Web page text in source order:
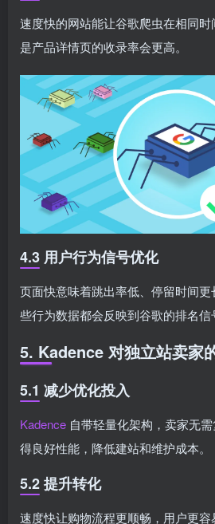
速度快的网站能让谷歌爬虫在相同
是产品详情页的收录率会更高。
4.3 用户行为信号优化
页面快意味着跳出率低、停留时间
些行为数据都会反映到谷歌的排名信
5. Kadence 对独立站卖家
5.1 减少优化投入
Kadence 自带轻量化架构，卖家无
得良好性能，降低建站和维护成本。
5.2 提升转化
速度快让购物流程更顺畅，用户更